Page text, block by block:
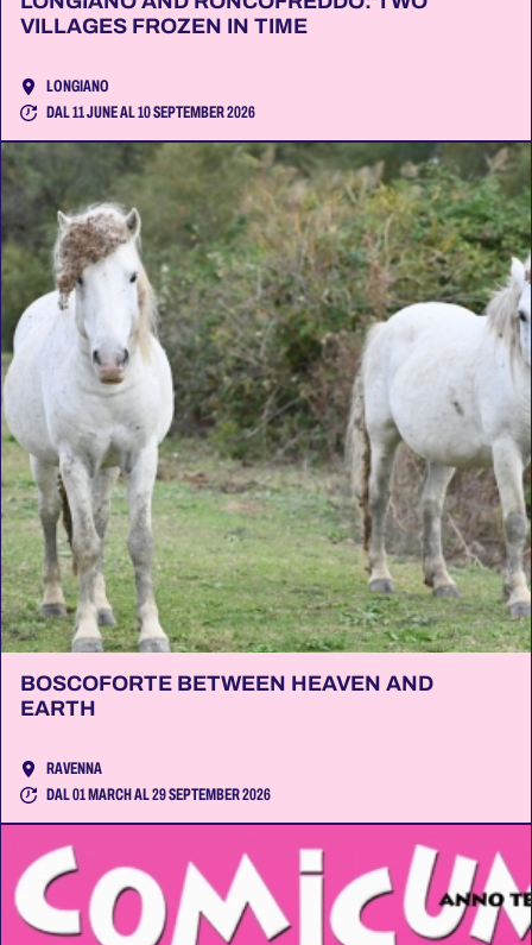
VILLAGES FROZEN IN TIME
LONGIANO
DAL 11 JUNE AL 10 SEPTEMBER 2026
BOSCOFORTE BETWEEN HEAVEN AND
EARTH
RAVENNA
DAL 01 MARCH AL 29 SEPTEMBER 2026